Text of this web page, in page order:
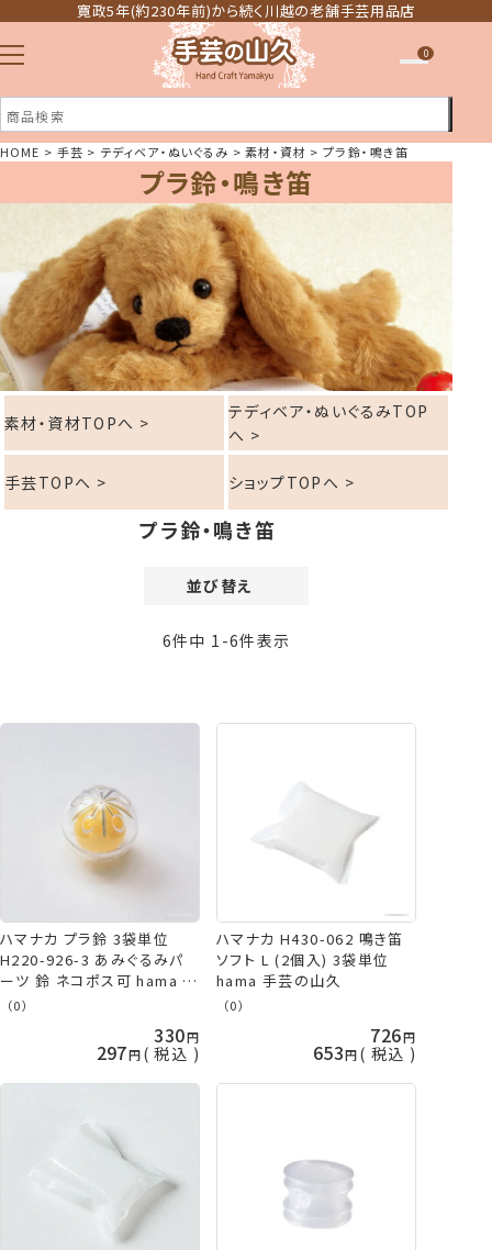
寛政5年(約230年前)から続く川越の老舗手芸用品店
注文履歴
ほしい物リスト
0
HOME 手芸 テディベア・ぬいぐるみ 素材・資材 プラ鈴・鳴き笛
プラ鈴・鳴き笛
素材・資材TOPへ >
テディベア・ぬいぐるみTOP
へ >
手芸TOPへ > ショップTOPへ >
プラ鈴・鳴き笛
並び替え
価格が高い順
おすすめ順
6件中 1 -6件表示
ハマナカ プラ鈴 3袋単位
H220-926-3 あみぐるみパ
ーツ 鈴 ネコポス可 hama 手
芸の山久
（0）
330
297 税込
ハマナカ H430-062 鳴き笛
ソフト L (2個入) 3袋単位
hama 手芸の山久
（0）
726
653 税込